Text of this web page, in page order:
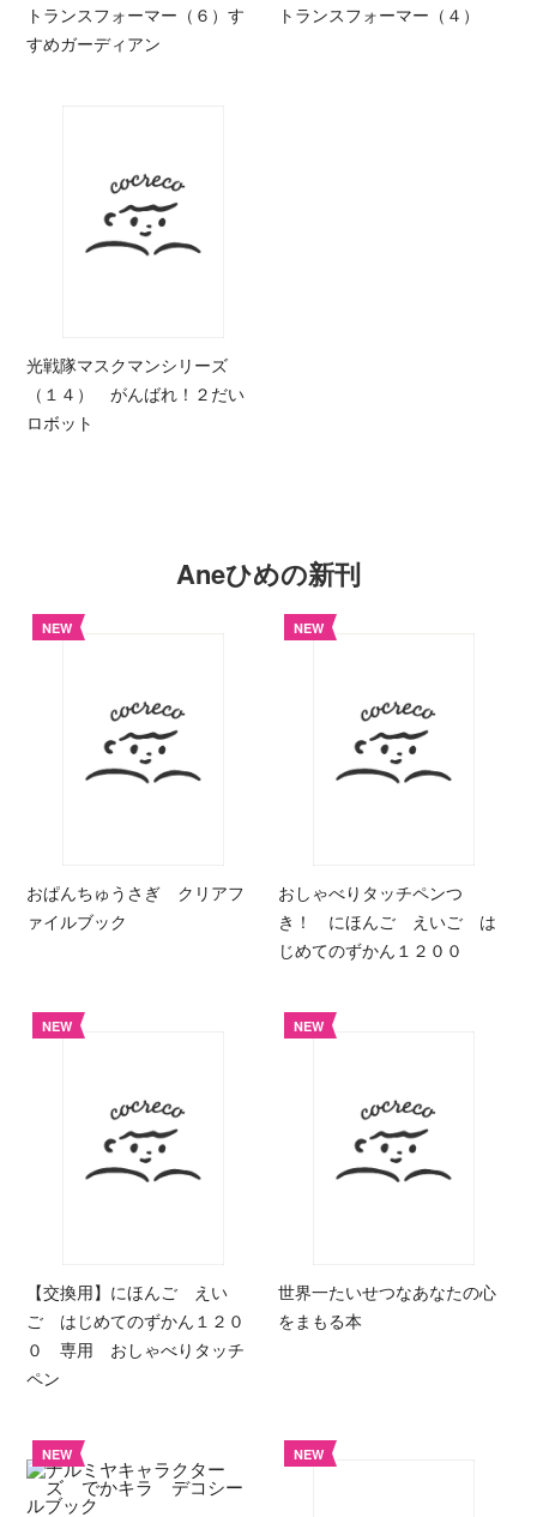
トランスフォーマー（６）す
すめガーディアン
トランスフォーマー（４）
光戦隊マスクマンシリーズ
（１４） がんばれ！２だい
ロボット
Aneひめの新刊
NEW
おぱんちゅうさぎ クリアフ
ァイルブック
NEW
おしゃべりタッチペンつ
き！ にほんご えいご は
じめてのずかん１２００
NEW
【交換用】にほんご えい
ご はじめてのずかん１２０
０ 専用 おしゃべりタッチ
ペン
NEW
世界一たいせつなあなたの心
をまもる本
NEW NEW